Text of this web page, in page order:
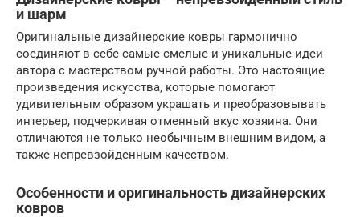
и шарм
Оригинальные дизайнерские ковры гармонично
соединяют в себе самые смелые и уникальные идеи
автора с мастерством ручной работы. Это настоящие
произведения искусства, которые помогают
удивительным образом украшать и преобразовывать
интерьер, подчеркивая отменный вкус хозяина. Они
отличаются не только необычным внешним видом, а
также непревзойденным качеством.
Особенности и оригинальность дизайнерских
ковров